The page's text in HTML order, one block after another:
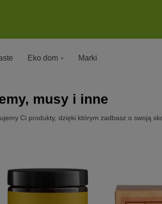
Eko dom Marki
musy i inne
Ci produkty, dzięki którym zadbasz o swoją